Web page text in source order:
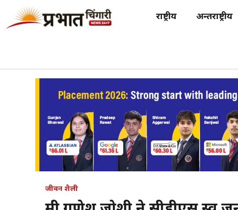
राष्ट्रीय अन्तर्राष्ट्रीय
जीवन शैली